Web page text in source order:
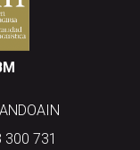
300 731